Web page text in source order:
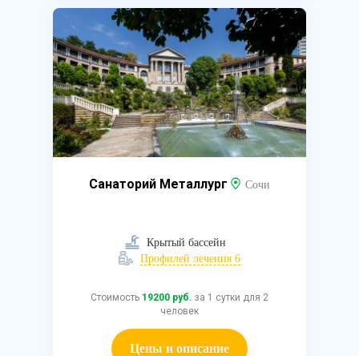
Санаторий Металлург Сочи
Крытый бассейн
Профилей лечения 6
Стоимость 19200 руб. за 1 сутки для 2
человек
Цены и описание